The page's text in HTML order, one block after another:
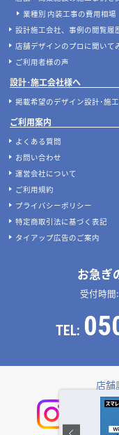
業種別 内装工事の費用相場
設計施工会社、事例の閲覧履
店舗デザインのプロに聞いて
ご利用者様の声
設計･施工会社様へ
掲載希望のデザイン設計･施
ご利用案内
よくある質問
お問い合わせ
運営会社について
ご利用規約
プライバシーポリシー
特定商取引法に基づく表記
タイアップ広告のご案内
お急ぎ
受付時
TEL:
店舗